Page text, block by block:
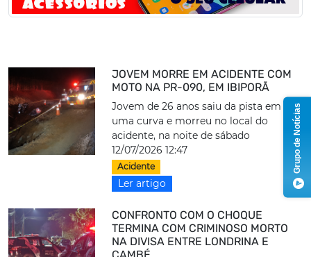
JOVEM MORRE EM ACIDENTE COM
MOTO NA PR-090, EM IBIPORÃ
Jovem de 26 anos saiu da pista em
uma curva e morreu no local do
acidente, na noite de sábado
12/07/2026 12:47
Acidente
Ler artigo
CONFRONTO COM O CHOQUE
TERMINA COM CRIMINOSO MORTO
NA DIVISA ENTRE LONDRINA E
CAMBÉ
Grupo de Notícias